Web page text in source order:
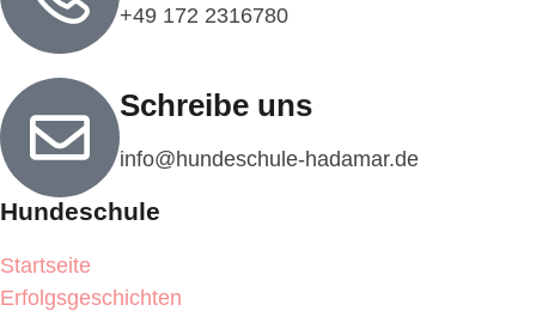
‭+49 172 2316780‬
Schreibe uns
info@hundeschule-hadamar.de​​‬
Hundeschule
Startseite
Erfolgsgeschichten